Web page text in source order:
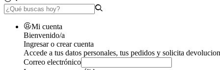
Mi cuenta
Bienvenido/a
Ingresar o crear cuenta
Accede a tus datos personales, tus pedidos y solicita
Correo electrónico